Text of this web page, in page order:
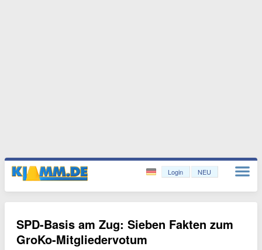
Login NEU
SPD-Basis am Zug: Sieben Fakten zum
GroKo-Mitgliedervotum